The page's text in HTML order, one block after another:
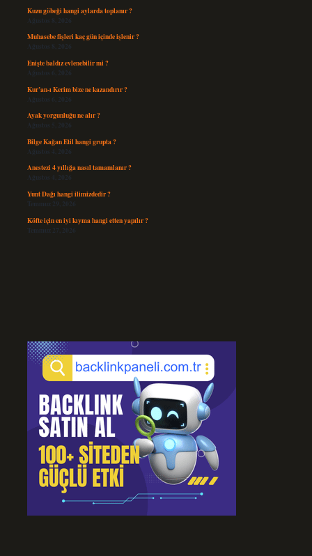
Kuzu göbeği hangi aylarda toplanır ?
Ağustos 8, 2026
Muhasebe fişleri kaç gün içinde işlenir ?
Ağustos 8, 2026
Enişte baldız evlenebilir mi ?
Ağustos 6, 2026
Kur’an-ı Kerim bize ne kazandırır ?
Ağustos 6, 2026
Ayak yorgunluğu ne alır ?
Ağustos 5, 2026
Bilge Kağan Etil hangi grupta ?
Ağustos 4, 2026
Anestezi 4 yıllığa nasıl tamamlanır ?
Ağustos 4, 2026
Yunt Dağı hangi ilimizdedir ?
Temmuz 29, 2026
Köfte için en iyi kıyma hangi etten yapılır ?
Temmuz 27, 2026